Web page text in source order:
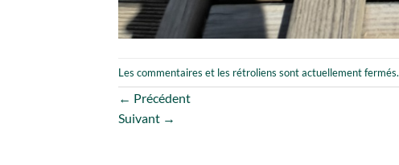
Les commentaires et les rétroliens sont actuellement fermés.
← Précédent
Suivant →